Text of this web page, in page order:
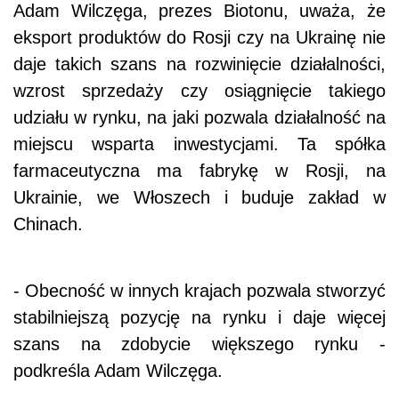
Adam Wilczęga, prezes Biotonu, uważa, że
eksport produktów do Rosji czy na Ukrainę nie
daje takich szans na rozwinięcie działalności,
wzrost sprzedaży czy osiągnięcie takiego
udziału w rynku, na jaki pozwala działalność na
miejscu wsparta inwestycjami. Ta spółka
farmaceutyczna ma fabrykę w Rosji, na
Ukrainie, we Włoszech i buduje zakład w
Chinach.
- Obecność w innych krajach pozwala stworzyć
stabilniejszą pozycję na rynku i daje więcej
szans na zdobycie większego rynku -
podkreśla Adam Wilczęga.